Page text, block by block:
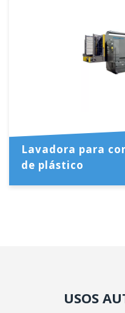
Lavadora para
de plástico
USOS